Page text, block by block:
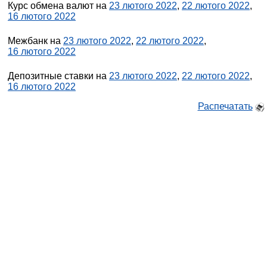
Курс обмена валют на 23 лютого 2022, 22 лютого 2022,
16 лютого 2022
Межбанк на 23 лютого 2022, 22 лютого 2022,
16 лютого 2022
Депозитные ставки на 23 лютого 2022, 22 лютого 2022,
16 лютого 2022
Распечатать